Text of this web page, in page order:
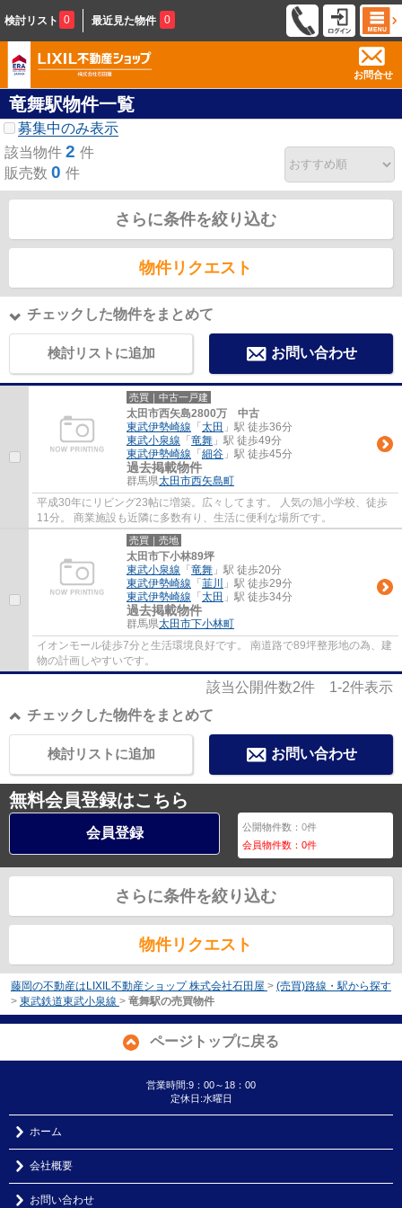
検討リスト 0 最近見た物件 0
お問合せ
竜舞駅物件一覧
募集中のみ表示
該当物件 2 件
販売数 0 件
さらに条件を絞り込む
物件リクエスト
チェックした物件をまとめて
検討リストに追加 お問い合わせ
売買｜中古一戸建
太田市西矢島2800万 中古
東武伊勢崎線 「 太田 」駅 徒歩36分
東武小泉線 「 竜舞 」駅 徒歩49分
東武伊勢崎線 「 細谷 」駅 徒歩45分
過去掲載物件
群馬県太田市西矢島町
平成30年にリビング23帖に増築。広々してます。 人気の旭小学校、徒歩
11分。 商業施設も近隣に多数有り、生活に便利な場所です。
売買｜売地
太田市下小林89坪
東武小泉線 「 竜舞 」駅 徒歩20分
東武伊勢崎線 「 韮川
」駅 徒歩29分
東武伊勢崎線 「 太田 」駅 徒歩34分
過去掲載物件
群馬県太田市下小林町
イオンモール徒歩7分と生活環境良好です。 南道路で89坪整形地の為、建
物の計画しやすいです。
該当公開件数2件 1-2件表示
チェックした物件をまとめて
お問い合わせ
検討リストに追加
無料会員登録はこちら
会員登録 公開物件数：0件
会員物件数：0件
さらに条件を絞り込む
物件リクエスト
藤岡の不動産はLIXIL不動産ショップ 株式会社石田屋 > (売買)路線・駅から探す
> 東武鉄道東武小泉線 > 竜舞駅の売買物件
ページトップに戻る
営業時間:9：00～18：00
定休日:水曜日
ホーム
会社概要
お問い合わせ